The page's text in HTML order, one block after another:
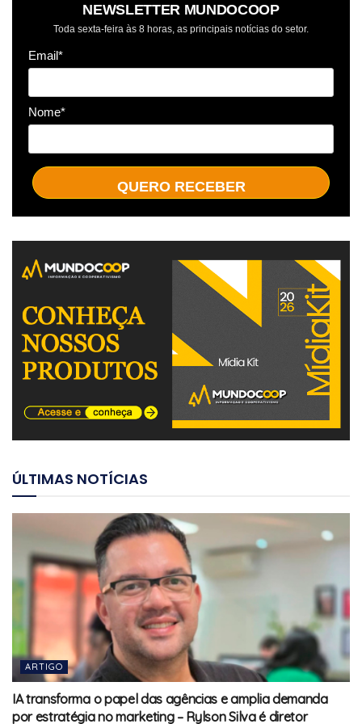
NEWSLETTER MUNDOCOOP
Toda sexta-feira às 8 horas, as principais notícias do setor.
Email*
Nome*
QUERO RECEBER
ÚLTIMAS NOTÍCIAS
ARTIGO
IA transforma o papel das agências e amplia demanda
por estratégia no marketing – Rylson Silva é diretor